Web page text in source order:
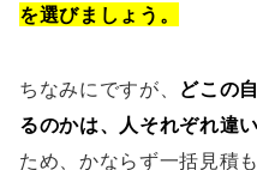
を選びましょう。
ちなみにですが、 どこの
るのかは、人それぞれ違い
ため、かならず一括見積